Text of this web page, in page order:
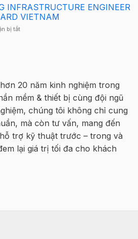
Nam
2026
Hà
2026
quay
lại
báo
tuyển
sinh
–
Bê
Cốt
thép
2026
–
Hà
Nội
INFRASTRUCTURE ENGINEER
VIETNAM
bị tắtở
MT
HØJGAARD
VIETNAM
20 năm kinh nghiệm trong
mềm & thiết bị cùng đội ngũ
chúng tôi không chỉ cung
mà còn tư vấn, mang đến
trợ kỹ thuật trước – trong và
lại giá trị tối đa cho khách